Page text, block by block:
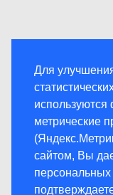
Для
метрические
сайтом, Вы